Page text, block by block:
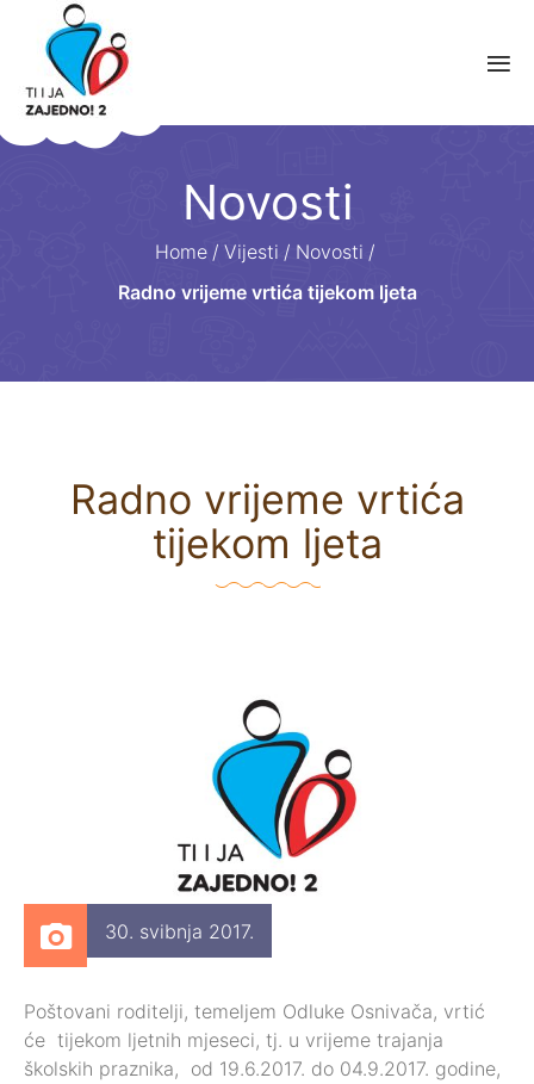
Novosti
Home / Vijesti / Novosti /
Radno vrijeme vrtića tijekom ljeta
Radno vrijeme vrtića
tijekom ljeta
30. svibnja 2017.
Poštovani roditelji, temeljem Odluke Osnivača, vrtić
će tijekom ljetnih mjeseci, tj. u vrijeme trajanja
školskih praznika, od 19.6.2017. do 04.9.2017. godine,